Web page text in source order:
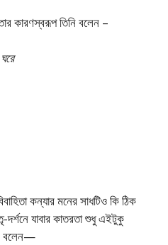
কারণস্বরূপ তিনি বলেন –
কন্যার মনের সাধটিও কি ঠিক
যাবার কাতরতা শুধু এইটুকু
বলেন—